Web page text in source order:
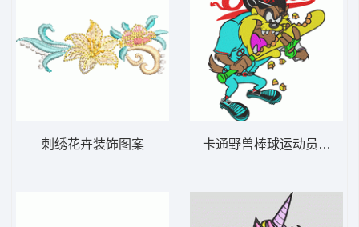
刺绣花卉装饰图案 卡通野兽棒球运动员挥棒